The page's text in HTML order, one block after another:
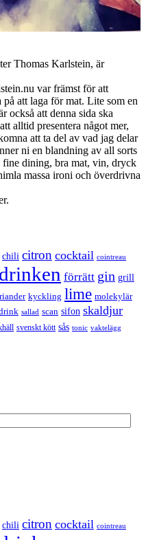
Thomas Karlstein, är
var främst för att
att laga för mat. Lite som en
också att denna sida ska
alltid presentera något mer,
att ta del av vad jag delar
ni en blandning av all sorts
fine dining, bra mat, vin, dryck
massa ironi och överdrivna
chili citron cocktail cointreau
förrätt gin grill
kyckling lime molekylär
sallad scan sifon skaldjur
svenskt kött sås tonic vaktelägg
chili citron cocktail cointreau